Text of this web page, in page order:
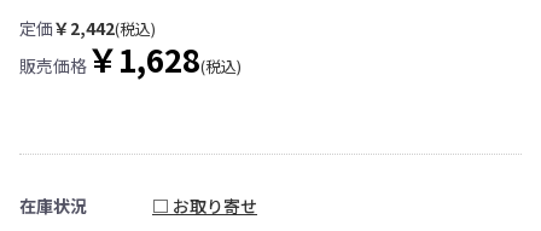
定価￥2,442(税込)
販売価格 ￥1,628(税込)
在庫状況 □ お取り寄せ